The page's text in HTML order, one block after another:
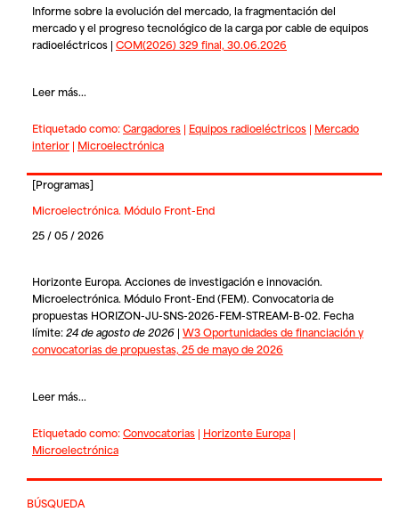
Informe sobre la evolución del mercado, la fragmentación del
mercado y el progreso tecnológico de la carga por cable de equipos
radioeléctricos | COM(2026) 329 final, 30.06.2026
Leer más...
Etiquetado como:Cargadores| Equipos radioeléctricos| Mercado
interior| Microelectrónica
[Programas]
Microelectrónica. Módulo Front-End
25 / 05 / 2026
Horizonte Europa. Acciones de investigación e innovación.
Microelectrónica. Módulo Front-End (FEM). Convocatoria de
propuestas HORIZON-JU-SNS-2026-FEM-STREAM-B-02. Fecha
límite:24 de agosto de 2026| W3 Oportunidades de financiación y
convocatorias de propuestas, 25 de mayo de 2026
Leer más...
Etiquetado como:Convocatorias| Horizonte Europa|
Microelectrónica
BÚSQUEDA